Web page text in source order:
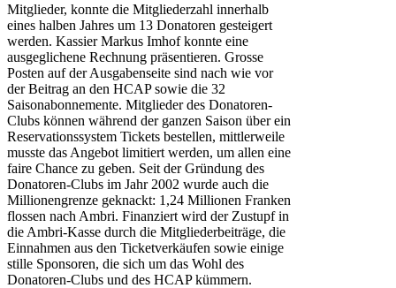
Mitglieder, konnte die Mitgliederzahl innerhalb
eines halben Jahres um 13 Donatoren gesteigert
werden. Kassier Markus Imhof konnte eine
ausgeglichene Rechnung präsentieren. Grosse
Posten auf der Ausgabenseite sind nach wie vor
der Beitrag an den HCAP sowie die 32
Saisonabonnemente. Mitglieder des Donatoren-
Clubs können während der ganzen Saison über ein
Reservationssystem Tickets bestellen, mittlerweile
musste das Angebot limitiert werden, um allen eine
faire Chance zu geben. Seit der Gründung des
Donatoren-Clubs im Jahr 2002 wurde auch die
Millionengrenze geknackt: 1,24 Millionen Franken
flossen nach Ambri. Finanziert wird der Zustupf in
die Ambri-Kasse durch die Mitgliederbeiträge, die
Einnahmen aus den Ticketverkäufen sowie einige
stille Sponsoren, die sich um das Wohl des
Donatoren-Clubs und des HCAP kümmern.